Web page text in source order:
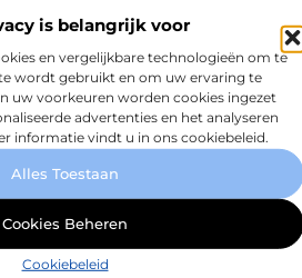
is belangrijk voor
en vergelijkbare technologieën om te
wordt gebruikt en om uw ervaring te
uw voorkeuren worden cookies ingezet
advertenties en het analyseren
informatie vindt u in ons cookiebeleid.
Alles Toestaan
Cookies Beheren
Cookiebeleid
dan op:
PinterestLinkedInEmail
door het